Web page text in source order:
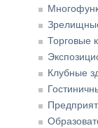
Торговые
Клубные